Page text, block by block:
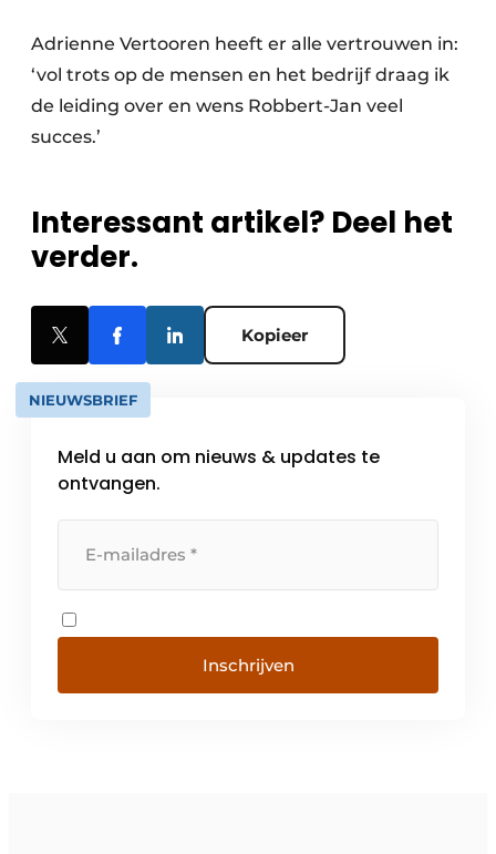
Adrienne Vertooren heeft er alle vertrouwen in:
‘vol trots op de mensen en het bedrijf draag ik
de leiding over en wens Robbert-Jan veel
succes.’
Interessant artikel? Deel het
verder.
Kopieer
NIEUWSBRIEF
Meld u aan om nieuws & updates te
ontvangen.
Inschrijven